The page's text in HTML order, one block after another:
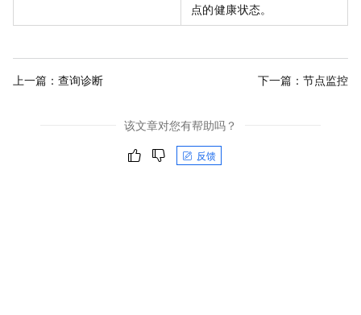
点的健康状态。
上一篇： 查询诊断 下一篇： 节点监控
该文章对您有帮助吗？
反馈